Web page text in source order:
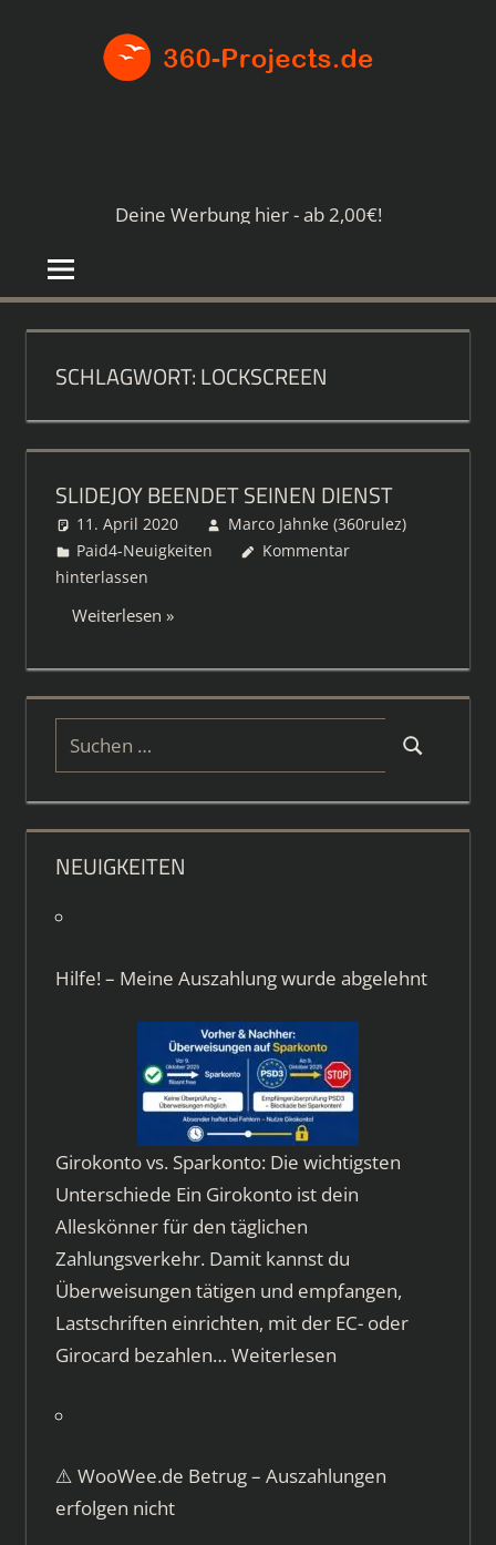
Deine Werbung hier - ab 2,00€!
SCHLAGWORT:LOCKSCREEN
SLIDEJOY BEENDET SEINEN DIENST
11. April 2020
Marco Jahnke (360rulez)
Paid4-Neuigkeiten
Kommentar
hinterlassen
Weiterlesen
Suchen
nach:
Suchen
NEUIGKEITEN
Hilfe! – Meine Auszahlung wurde abgelehnt
Girokonto vs. Sparkonto: Die wichtigsten
Unterschiede Ein Girokonto ist dein
Alleskönner für den täglichen
Zahlungsverkehr. Damit kannst du
Überweisungen tätigen und empfangen,
Lastschriften einrichten, mit der EC- oder
Girocard bezahlen… Weiterlesen
⚠️ WooWee.de Betrug – Auszahlungen
erfolgen nicht